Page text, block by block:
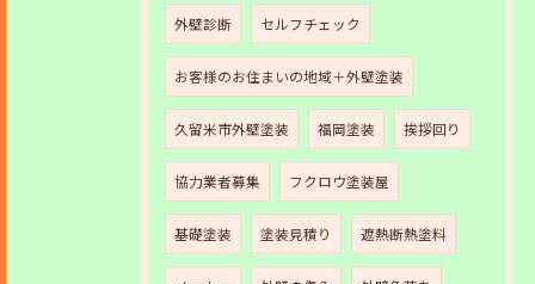
外壁診断 セルフチェック
お客様のお住まいの地域＋外壁塗装
久留米市外壁塗装 福岡塗装 挨拶回り
協力業者募集 フクロウ塗装屋
基礎塗装 塗装見積り 遮熱断熱塗料